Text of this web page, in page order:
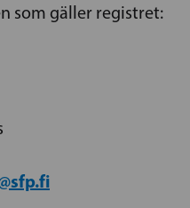
som gäller registret: